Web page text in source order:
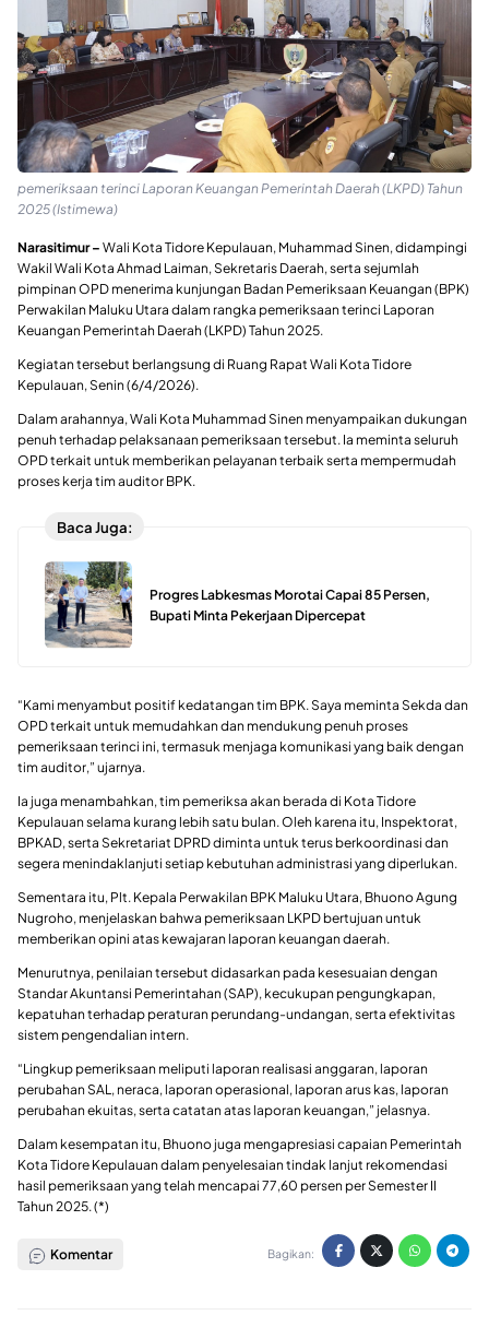
pemeriksaan terinci Laporan Keuangan Pemerintah Daerah (LKPD) Tahun
2025 (Istimewa)
Narasitimur – Wali Kota Tidore Kepulauan, Muhammad Sinen, didampingi
Wakil Wali Kota Ahmad Laiman, Sekretaris Daerah, serta sejumlah
pimpinan OPD menerima kunjungan Badan Pemeriksaan Keuangan (BPK)
Perwakilan Maluku Utara dalam rangka pemeriksaan terinci Laporan
Keuangan Pemerintah Daerah (LKPD) Tahun 2025.
Kegiatan tersebut berlangsung di Ruang Rapat Wali Kota Tidore
Kepulauan, Senin (6/4/2026).
Dalam arahannya, Wali Kota Muhammad Sinen menyampaikan dukungan
penuh terhadap pelaksanaan pemeriksaan tersebut. Ia meminta seluruh
OPD terkait untuk memberikan pelayanan terbaik serta mempermudah
proses kerja tim auditor BPK.
Baca Juga:
Progres Labkesmas Morotai Capai 85 Persen,
Bupati Minta Pekerjaan Dipercepat
“Kami menyambut positif kedatangan tim BPK. Saya meminta Sekda dan
OPD terkait untuk memudahkan dan mendukung penuh proses
pemeriksaan terinci ini, termasuk menjaga komunikasi yang baik dengan
tim auditor,” ujarnya.
Ia juga menambahkan, tim pemeriksa akan berada di Kota Tidore
Kepulauan selama kurang lebih satu bulan. Oleh karena itu, Inspektorat,
BPKAD, serta Sekretariat DPRD diminta untuk terus berkoordinasi dan
segera menindaklanjuti setiap kebutuhan administrasi yang diperlukan.
Sementara itu, Plt. Kepala Perwakilan BPK Maluku Utara, Bhuono Agung
Nugroho, menjelaskan bahwa pemeriksaan LKPD bertujuan untuk
memberikan opini atas kewajaran laporan keuangan daerah.
Menurutnya, penilaian tersebut didasarkan pada kesesuaian dengan
Standar Akuntansi Pemerintahan (SAP), kecukupan pengungkapan,
kepatuhan terhadap peraturan perundang-undangan, serta efektivitas
sistem pengendalian intern.
“Lingkup pemeriksaan meliputi laporan realisasi anggaran, laporan
perubahan SAL, neraca, laporan operasional, laporan arus kas, laporan
perubahan ekuitas, serta catatan atas laporan keuangan,” jelasnya.
Dalam kesempatan itu, Bhuono juga mengapresiasi capaian Pemerintah
Kota Tidore Kepulauan dalam penyelesaian tindak lanjut rekomendasi
hasil pemeriksaan yang telah mencapai 77,60 persen per Semester II
Tahun 2025. (*)
Komentar Bagikan: